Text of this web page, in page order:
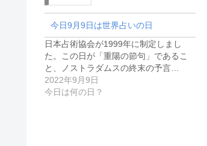
今日9月9日は世界占いの日
日本占術協会が1999年に制定しまし
た。この日が「重陽の節句」であるこ
と、ノストラダムスの終末の予言…
2022年9月9日
今日は何の日？